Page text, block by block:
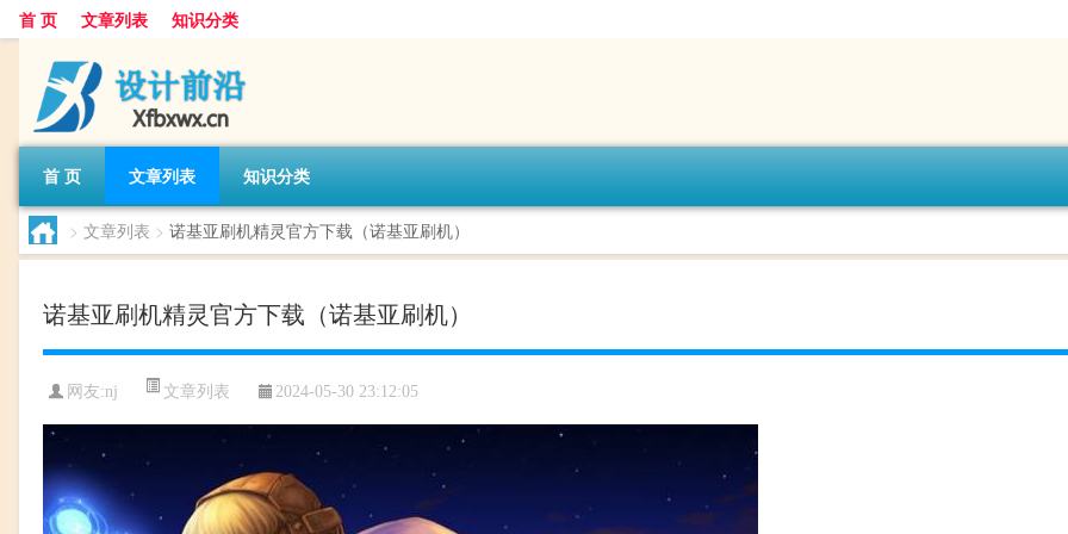
首 页 文章列表 知识分类
首 页 文章列表 知识分类
> 文章列表 > 诺基亚刷机精灵官方下载（诺基亚刷机）
诺基亚刷机精灵官方下载（诺基亚刷机）
网友:nj 文章列表 2024-05-30 23:12:05